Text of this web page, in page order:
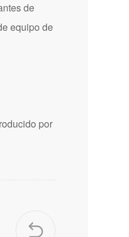
de
equipo de
por